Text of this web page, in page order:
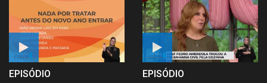
EPISÓDIO EPISÓDIO